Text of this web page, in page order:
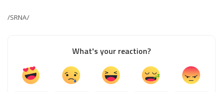
/SRNA/
What's your reaction?